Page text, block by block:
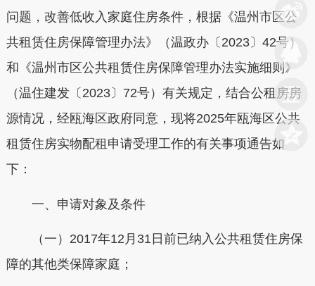
问题，改善低收入家庭住房条件，根据《温州市区公
共租赁住房保障管理办法》（温政办〔2023〕42号）
和《温州市区公共租赁住房保障管理办法实施细则》
（温住建发〔2023〕72号）有关规定，结合公租房房
源情况，经瓯海区政府同意，现将2025年瓯海区公共
租赁住房实物配租申请受理工作的有关事项通告如
下：
一、申请对象及条件
（一）2017年12月31日前已纳入公共租赁住房保
障的其他类保障家庭；